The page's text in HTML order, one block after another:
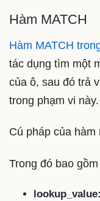
Hàm MATCH
Hàm MATCH
tác dụng tìm một
của ô, sau đó trả
trong phạm vi này.
Cú pháp của
Trong đó bao
lookup_value: